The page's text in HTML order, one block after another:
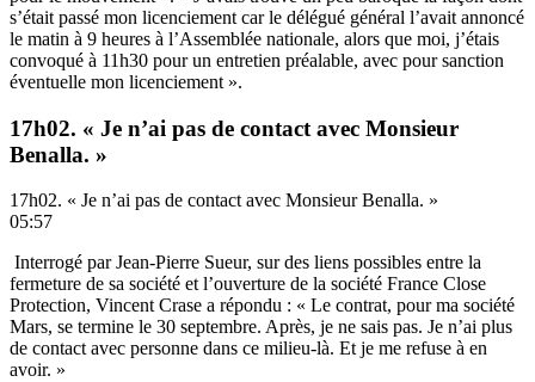
s’était passé mon licenciement car le délégué général l’avait annoncé
le matin à 9 heures à l’Assemblée nationale, alors que moi, j’étais
convoqué à 11h30 pour un entretien préalable, avec pour sanction
éventuelle mon licenciement ».
17h02. « Je n’ai pas de contact avec Monsieur
Benalla. »
17h02. « Je n’ai pas de contact avec Monsieur Benalla. »
05:57
Interrogé par Jean-Pierre Sueur, sur des liens possibles entre la
fermeture de sa société et l’ouverture de la société France Close
Protection, Vincent Crase a répondu : « Le contrat, pour ma société
Mars, se termine le 30 septembre. Après, je ne sais pas. Je n’ai plus
de contact avec personne dans ce milieu-là. Et je me refuse à en
avoir. »